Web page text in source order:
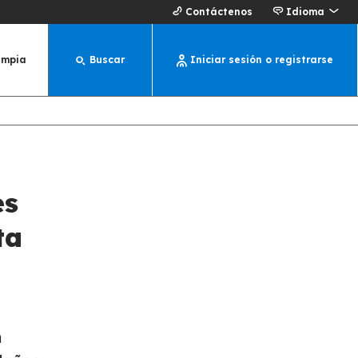
Contáctenos Idioma
Buscar Iniciar sesión o registrarse